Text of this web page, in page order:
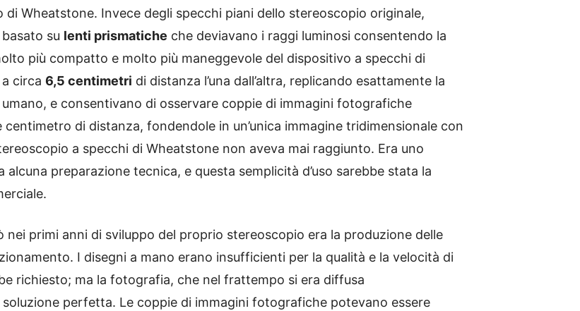
Wheatstone. Invece degli specchi piani dello stereoscopio originale,
su lenti prismatiche che deviavano i raggi luminosi consentendo la
più compatto e molto più maneggevole del dispositivo a specchi di
circa 6,5 centimetri di distanza l’una dall’altra, replicando esattamente la
e consentivano di osservare coppie di immagini fotografiche
di distanza, fondendole in un’unica immagine tridimensionale con
a specchi di Wheatstone non aveva mai raggiunto. Era uno
preparazione tecnica, e questa semplicità d’uso sarebbe stata la
primi anni di sviluppo del proprio stereoscopio era la produzione delle
I disegni a mano erano insufficienti per la qualità e la velocità di
richiesto; ma la fotografia, che nel frattempo si era diffusa
perfetta. Le coppie di immagini fotografiche potevano essere